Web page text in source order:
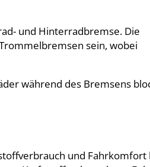
und Hinterradbremse. Die
sein, wobei
während des Bremsens
und Fahrkomfort